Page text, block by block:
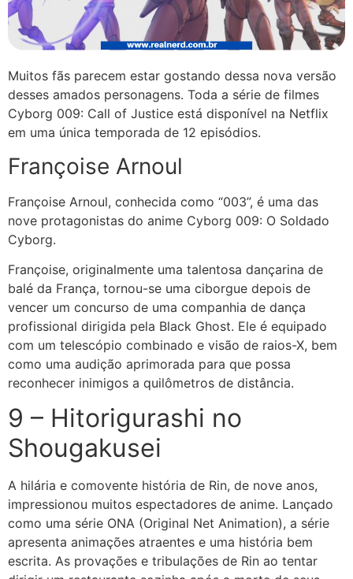
Muitos fãs parecem estar gostando dessa nova versão
desses amados personagens. Toda a série de filmes
Cyborg 009: Call of Justice está disponível na Netflix
em uma única temporada de 12 episódios.
Françoise Arnoul
Françoise Arnoul, conhecida como “003”, é uma das
nove protagonistas do anime Cyborg 009: O Soldado
Cyborg.
Françoise, originalmente uma talentosa dançarina de
balé da França, tornou-se uma ciborgue depois de
vencer um concurso de uma companhia de dança
profissional dirigida pela Black Ghost. Ele é equipado
com um telescópio combinado e visão de raios-X, bem
como uma audição aprimorada para que possa
reconhecer inimigos a quilômetros de distância.
9 – Hitorigurashi no
Shougakusei
A hilária e comovente história de Rin, de nove anos,
impressionou muitos espectadores de anime. Lançado
como uma série ONA (Original Net Animation), a série
apresenta animações atraentes e uma história bem
escrita. As provações e tribulações de Rin ao tentar